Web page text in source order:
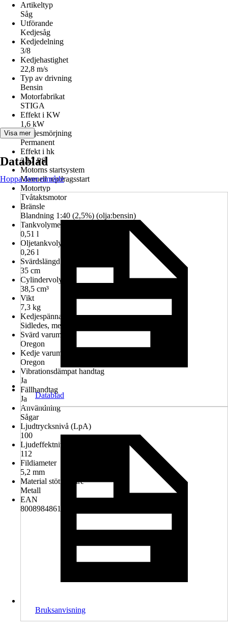
Artikeltyp
Såg
Utförande
Kedjesåg
Kedjedelning
3/8
Kedjehastighet
22,8 m/s
Typ av drivning
Bensin
Motorfabrikat
STIGA
Effekt i KW
1,6 kW
Kedjesmörjning
Permanent
Effekt i hk
2,17 PS
Motorns startsystem
Manuell repdragsstart
Motortyp
Tvåtaktsmotor
Bränsle
Blandning 1:40 (2,5%) (olja:bensin)
Tankvolymer
0,51 l
Oljetankvolym
0,26 l
Svärdslängd
35 cm
Cylindervolym
38,5 cm³
Vikt
7,3 kg
Kedjespännare
Sidledes, med verktyg.
Svärd varumärke
Oregon
Kedje varumärke
Oregon
Vibrationsdämpat handtag
Ja
Fällhandtag
Ja
Användning
Sågar
Ljudtrycksnivå (LpA)
100
Ljudeffektnivå (LWA)
112
Fildiameter
5,2 mm
Material stötfångare
Metall
EAN
8008984861077
Visa mer
Datablad
Hoppa över område
Datablad
Bruksanvisning